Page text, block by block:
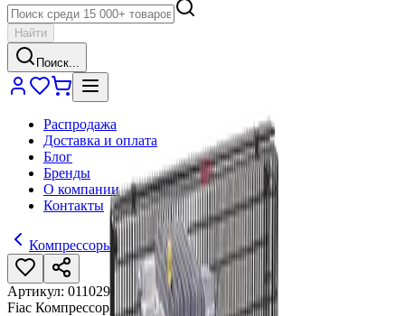
Найти
Поиск...
Распродажа
Доставка и оплата
Блог
Бренды
О компании
Контакты
Компрессоры
Артикул: 011029 Бренд: FIAC
Fiac Компрессор СБ4/С-270.АВ858